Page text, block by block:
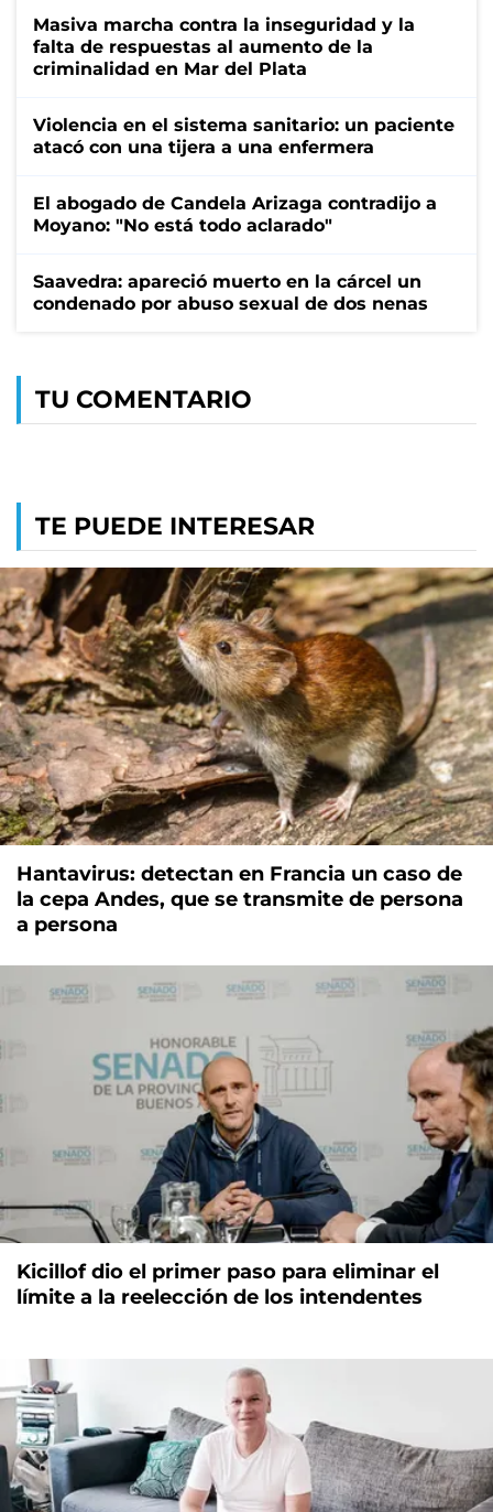
Masiva marcha contra la inseguridad y la
falta de respuestas al aumento de la
criminalidad en Mar del Plata
Violencia en el sistema sanitario: un paciente
atacó con una tijera a una enfermera
El abogado de Candela Arizaga contradijo a
Moyano: "No está todo aclarado"
Saavedra: apareció muerto en la cárcel un
condenado por abuso sexual de dos nenas
TU COMENTARIO
TE PUEDE INTERESAR
Hantavirus: detectan en Francia un caso de
la cepa Andes, que se transmite de persona
a persona
Kicillof dio el primer paso para eliminar el
límite a la reelección de los intendentes